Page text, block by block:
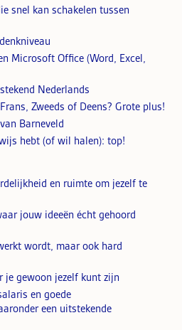
snel kan schakelen tussen
Microsoft Office (Word, Excel,
Nederlands
Zweeds of Deens? Grote plus!
Barneveld
hebt (of wil halen): top!
en ruimte om jezelf te
jouw ideeën écht gehoord
wordt, maar ook hard
je gewoon jezelf kunt zijn
en goede
een uitstekende